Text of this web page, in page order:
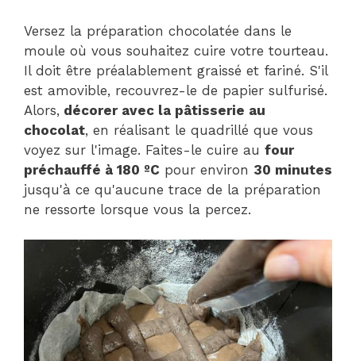
Versez la préparation chocolatée dans le
moule où vous souhaitez cuire votre tourteau.
Il doit être préalablement graissé et fariné. S'il
est amovible, recouvrez-le de papier sulfurisé.
Alors, décorer avec la pâtisserie au
chocolat, en réalisant le quadrillé que vous
voyez sur l'image. Faites-le cuire au four
préchauffé à 180 ºC pour environ 30 minutes
jusqu'à ce qu'aucune trace de la préparation
ne ressorte lorsque vous la percez.